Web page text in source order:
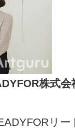
株式
リ